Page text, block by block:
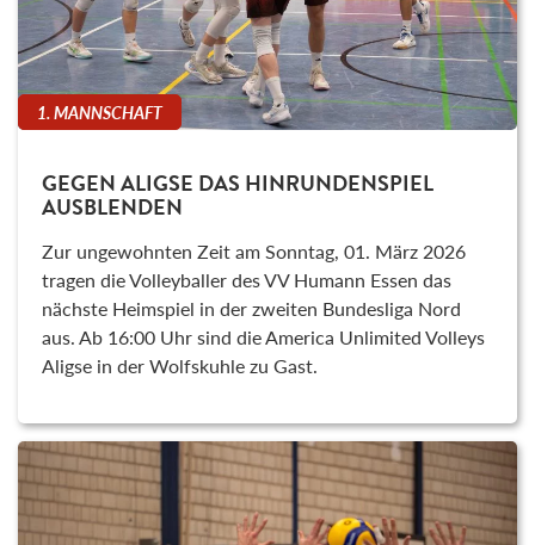
1. MANNSCHAFT
GEGEN ALIGSE DAS HINRUNDENSPIEL
AUSBLENDEN
Zur ungewohnten Zeit am Sonntag, 01. März 2026
tragen die Volleyballer des VV Humann Essen das
nächste Heimspiel in der zweiten Bundesliga Nord
aus. Ab 16:00 Uhr sind die America Unlimited Volleys
Aligse in der Wolfskuhle zu Gast.